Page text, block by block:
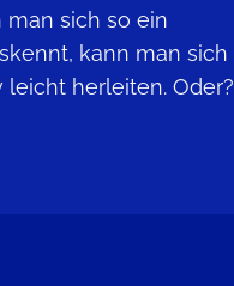
sich so ein
kann man sich
herleiten. Oder?